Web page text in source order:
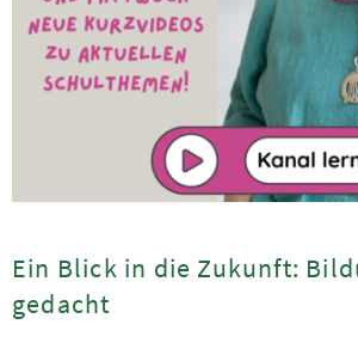
Ein Blick in die Zukunft:
gedacht